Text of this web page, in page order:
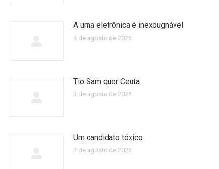
A urna eletrônica é inexpugnável
4 de agosto de 2026
Tio Sam quer Ceuta
3 de agosto de 2026
Um candidato tóxico
2 de agosto de 2026